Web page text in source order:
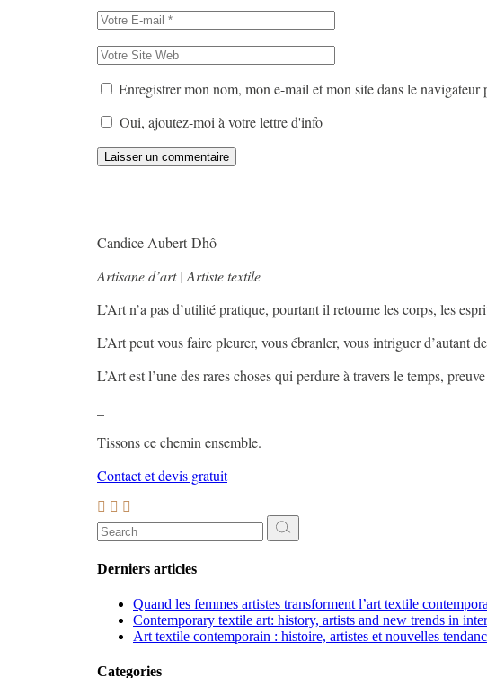
Enregistrer mon nom, mon e-mail et mon site dans le
Oui, ajoutez-moi à votre lettre d'info
Candice Aubert-Dhô
Artisane d’art | Artiste textile
L’Art n’a pas d’utilité pratique, pourtant il retourne les corps, les
L’Art peut vous faire pleurer, vous ébranler, vous intriguer d’autant
L’Art est l’une des rares choses qui perdure à travers le temps,
Tissons ce chemin ensemble.
Contact et devis gratuit
Search
for:
Derniers articles
Quand les femmes artistes transforment l’art textile
Contemporary textile art: history, artists and new trends in
Art textile contemporain : histoire, artistes et nouvelles
Categories